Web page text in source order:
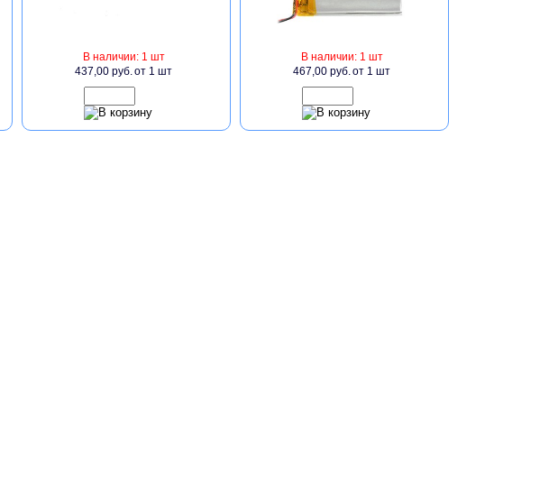
В наличии: 1 шт
437,00 руб.от 1 шт
В наличии: 1 шт
467,00 руб.от 1 шт